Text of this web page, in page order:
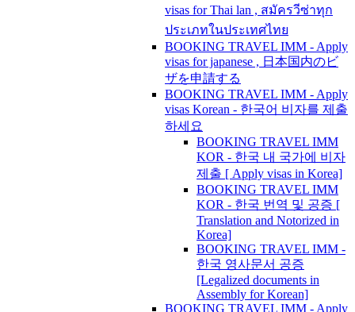
visas for Thai lan , สมัครวีซ่าทุก
ประเภทในประเทศไทย
BOOKING TRAVEL IMM - Apply
visas for japanese , 日本国内のビ
ザを申請する
BOOKING TRAVEL IMM - Apply
visas Korean - 한국어 비자를 제출
하세요
BOOKING TRAVEL IMM
KOR - 한국 내 국가에 비자
제출 [ Apply visas in Korea]
BOOKING TRAVEL IMM
KOR - 한국 번역 및 공증 [
Translation and Notorized in
Korea]
BOOKING TRAVEL IMM -
한국 영사문서 공증
[Legalized documents in
Assembly for Korean]
BOOKING TRAVEL IMM - Apply